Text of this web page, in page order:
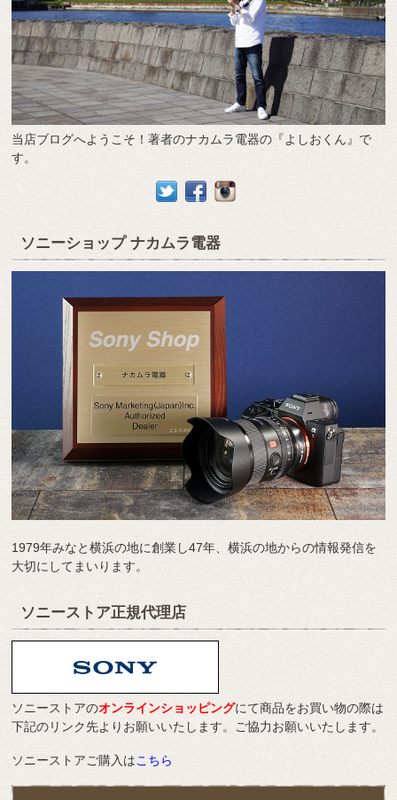
当店ブログへようこそ！著者のナカムラ電器の『よしおくん』で
す。
ソニーショップ ナカムラ電器
1979年みなと横浜の地に創業し47年、横浜の地からの情報発信を
大切にしてまいります。
ソニーストア正規代理店
ソニーストアのオンラインショッピングにて商品をお買い物の際は
下記のリンク先よりお願いいたします。ご協力お願いいたします。
ソニーストアご購入はこちら